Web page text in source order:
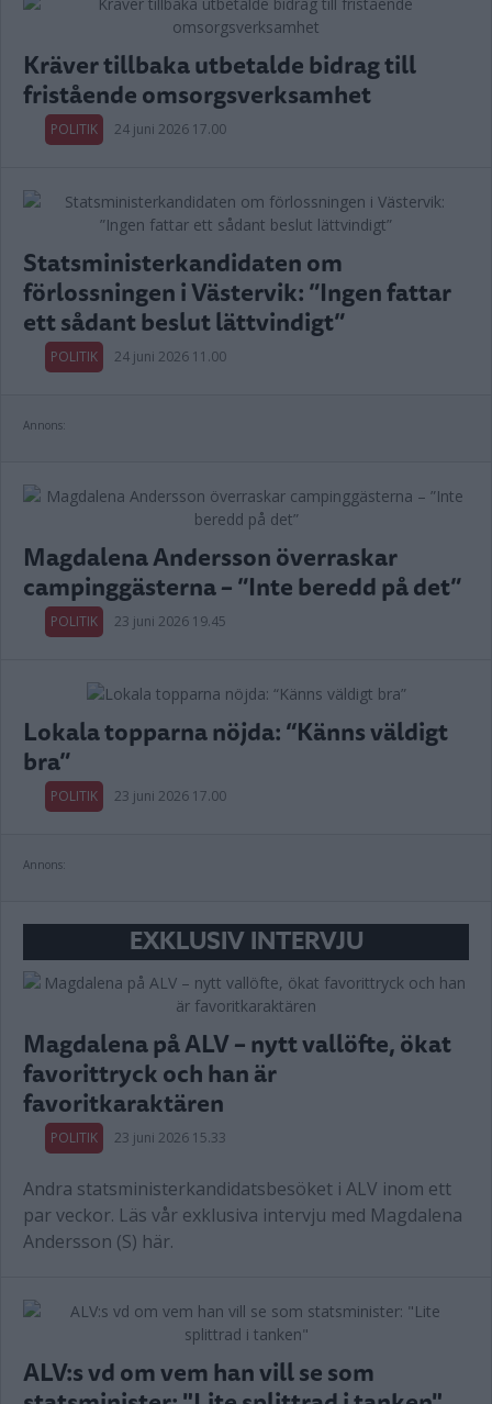
Kräver tillbaka utbetalde bidrag till
fristående omsorgsverksamhet
POLITIK 24 juni 2026 17.00
Statsministerkandidaten om
förlossningen i Västervik: ”Ingen fattar
ett sådant beslut lättvindigt”
POLITIK 24 juni 2026 11.00
Annons:
Magdalena Andersson överraskar
campinggästerna – ”Inte beredd på det”
POLITIK 23 juni 2026 19.45
Lokala topparna nöjda: “Känns väldigt
bra”
POLITIK 23 juni 2026 17.00
Annons:
EXKLUSIV INTERVJU
Magdalena på ALV – nytt vallöfte, ökat
favorittryck och han är
favoritkaraktären
POLITIK 23 juni 2026 15.33
Andra statsministerkandidatsbesöket i ALV inom ett
par veckor. Läs vår exklusiva intervju med Magdalena
Andersson (S) här.
ALV:s vd om vem han vill se som